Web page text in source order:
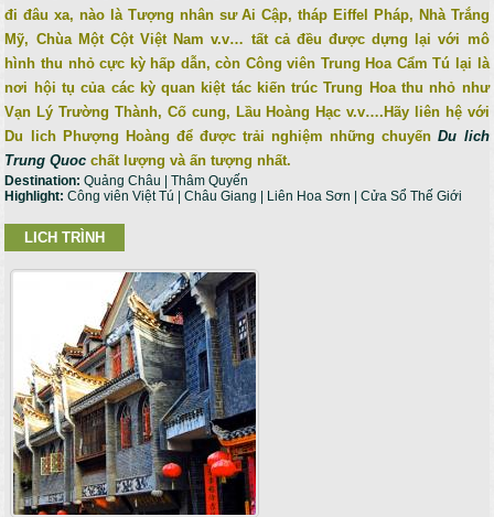
đi đâu xa, nào là Tượng nhân sư Ai Cập, tháp Eiffel Pháp, Nhà Trắng
Mỹ, Chùa Một Cột Việt Nam v.v… tất cả đều được dựng lại với mô
hình thu nhỏ cực kỳ hấp dẫn, còn Công viên Trung Hoa Cẩm Tú lại là
nơi hội tụ của các kỳ quan kiệt tác kiến trúc Trung Hoa thu nhỏ như
Vạn Lý Trường Thành, Cố cung, Lầu Hoàng Hạc v.v….Hãy liên hệ với
Du lich Phượng Hoàng để được trải nghiệm những chuyếnDu lich
Trung Quoc chất lượng và ấn tượng nhất.
Destination:Quảng Châu | Thâm Quyến
Highlight:Công viên Việt Tú | Châu Giang | Liên Hoa Sơn | Cửa Sổ Thế Giới
LICH TRÌNH